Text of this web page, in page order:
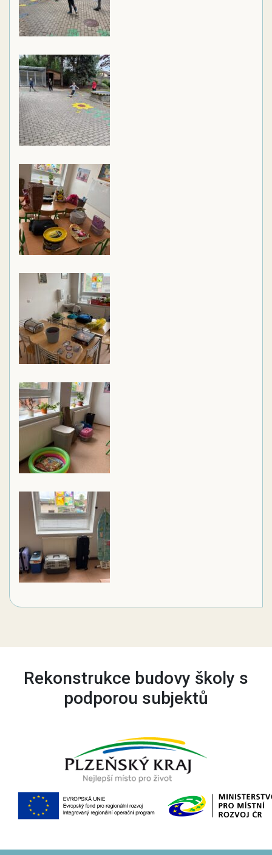
Rekonstrukce budovy školy s
podporou subjektů